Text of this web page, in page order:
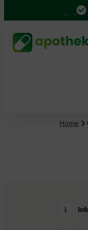
4.000 Mal in Deutschland
Home